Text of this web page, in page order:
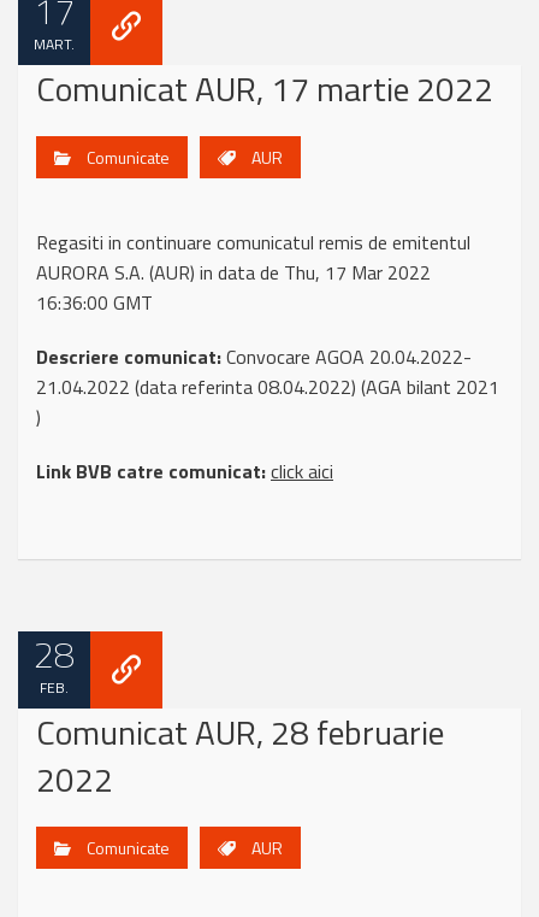
MART.
Comunicat AUR, 17 martie 2022
Comunicate AUR
Regasiti in continuare comunicatul remis de emitentul
AURORA S.A. (AUR) in data de Thu, 17 Mar 2022
16:36:00 GMT
Descriere comunicat:Convocare AGOA 20.04.2022-
21.04.2022 (data referinta 08.04.2022) (AGA bilant 2021
)
Link BVB catre comunicat:click aici
28
FEB.
Comunicat AUR, 28 februarie
2022
Comunicate AUR